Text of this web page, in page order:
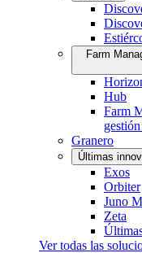
Farm
Hub
Farm
Granero
Últimas
Exos
Orbiter
Juno
Zeta
Ver todas las